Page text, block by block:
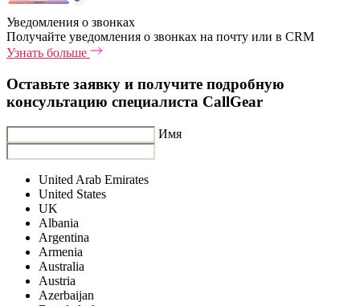
Уведомления о звонках
Получайте уведомления о звонках на почту или в CRM
Узнать больше
Оставьте заявку и получите подробную
консультацию специалиста CallGear
Имя
United Arab Emirates
United States
UK
Albania
Argentina
Armenia
Australia
Austria
Azerbaijan